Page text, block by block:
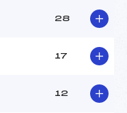
28
17
12